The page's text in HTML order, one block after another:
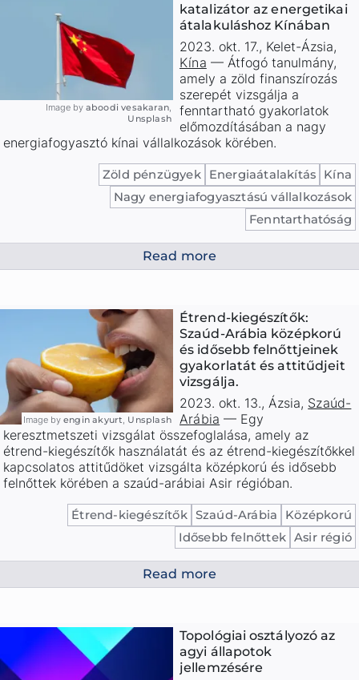
Image by aboodi vesakaran,
Unsplash
katalizátor az energetikai
átalakuláshoz Kínában
Read more
2023. okt. 17., Kelet-Ázsia,
Kína — Átfogó tanulmány,
amely a zöld finanszírozás
szerepét vizsgálja a
fenntartható gyakorlatok
előmozdításában a nagy
energiafogyasztó kínai vállalkozások körében.
Zöld pénzügyek Energiaátalakítás
Kína
Nagy energiafogyasztású vállalkozások
Fenntarthatóság
Image by engin akyurt Unsplash
Étrend-kiegészítők:
Szaúd-Arábia középkorú
és idősebb felnőttjeinek
gyakorlatát és attitűdjeit
vizsgálja.
Read more
2023. okt. 13., Ázsia, Szaúd-
Arábia — Egy
keresztmetszeti vizsgálat összefoglalása, amely az
étrend-kiegészítők használatát és az étrend-kiegészítőkkel
kapcsolatos attitűdöket vizsgálta középkorú és idősebb
felnőttek körében a szaúd-arábiai Asir régióban.
Étrend-kiegészítők Szaúd-Arábia
Középkorú
Idősebb felnőttek Asir régió
Topológiai osztályozó az
agyi állapotok
jellemzésére